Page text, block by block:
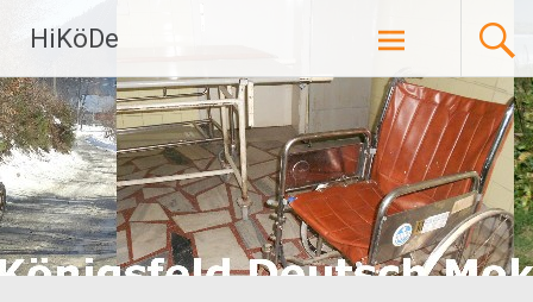
Inhalt
springen
HiKöDe